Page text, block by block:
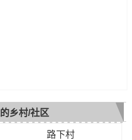
乡村/社区
路下村